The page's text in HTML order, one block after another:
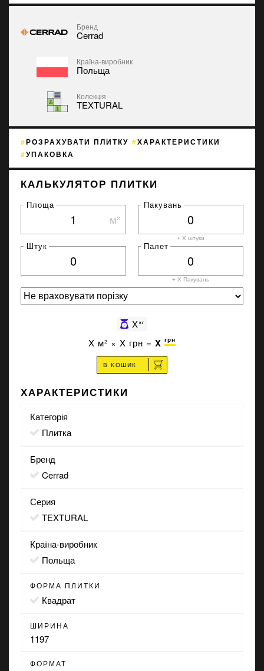
Бренд
Cerrad
Країна-виробник
Польща
Колекція
TEXTURAL
РОЗРАХУВАТИ ПЛИТКУ
ХАРАКТЕРИСТИКИ
УПАКОВКА
КАЛЬКУЛЯТОР ПЛИТКИ
Площа
м²
Пакувань
+ X штуки
Штук Палет
+ X Пакувань
Xкг
X м² × X грн = X грн
В КОШИК
ХАРАКТЕРИСТИКИ
Категорія
Плитка
Бренд
Cerrad
Серия
TEXTURAL
Країна-виробник
Польща
ФОРМА ПЛИТКИ
квадрат
ШИРИНА
1197
ФОРМАТ